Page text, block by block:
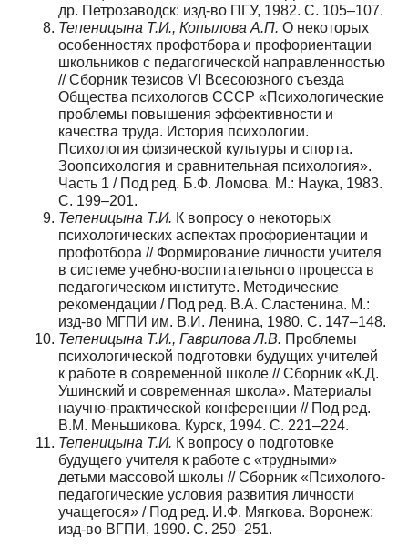
др. Петрозаводск: изд-во ПГУ, 1982. С. 105–107.
Тепеницына Т.И., Копылова А.П. О некоторых
особенностях профотбора и профориентации
школьников с педагогической направленностью
// Сборник тезисов VI Всесоюзного съезда
Общества психологов СССР «Психологические
проблемы повышения эффективности и
качества труда. История психологии.
Психология физической культуры и спорта.
Зоопсихология и сравнительная психология».
Часть 1 / Под ред. Б.Ф. Ломова. М.: Наука, 1983.
С. 199–201.
Тепеницына Т.И. К вопросу о некоторых
психологических аспектах профориентации и
профотбора // Формирование личности учителя
в системе учебно-воспитательного процесса в
педагогическом институте. Методические
рекомендации / Под ред. В.А. Сластенина. М.:
изд-во МГПИ им. В.И. Ленина, 1980. С. 147–148.
Тепеницына Т.И., Гаврилова Л.В. Проблемы
психологической подготовки будущих учителей
к работе в современной школе // Сборник «К.Д.
Ушинский и современная школа». Материалы
научно-практической конференции // Под ред.
В.М. Меньшикова. Курск, 1994. С. 221–224.
Тепеницына Т.И. К вопросу о подготовке
будущего учителя к работе с «трудными»
детьми массовой школы // Сборник «Психолого-
педагогические условия развития личности
учащегося» / Под ред. И.Ф. Мягкова. Воронеж:
изд-во ВГПИ, 1990. С. 250–251.